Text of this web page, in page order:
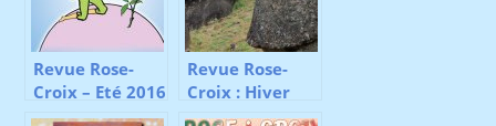
Revue Rose-
Croix – Eté 2016
Revue Rose-
Croix : Hiver
2014